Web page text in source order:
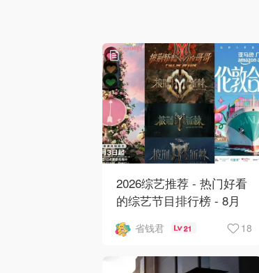
2026综艺推荐 - 热门好看
的综艺节目排行榜 - 8月
归啦省钱君 21 18